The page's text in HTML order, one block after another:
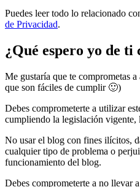
Puedes leer todo lo relacionado
de Privacidad.
¿Qué espero yo de ti
Me gustaría que te comprometas
que son fáciles de cumplir 🙂)
Debes comprometerte a utilizar
cumpliendo la legislación
No usar el blog con fines ilícitos,
cualquier tipo de problema o
funcionamiento del blog.
Debes comprometerte a no llevar